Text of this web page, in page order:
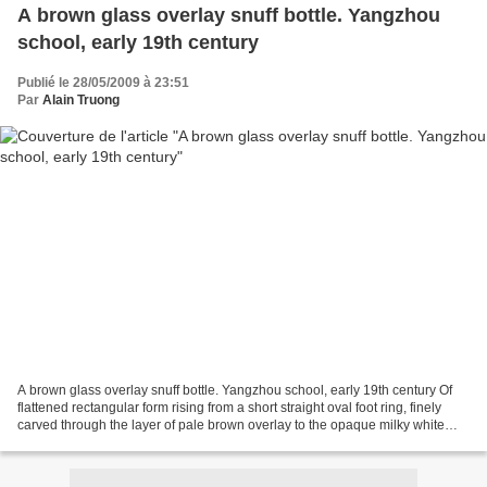
A brown glass overlay snuff bottle. Yangzhou
school, early 19th century
Publié le 28/05/2009 à 23:51
Par Alain Truong
A brown glass overlay snuff bottle. Yangzhou school, early 19th century Of
flattened rectangular form rising from a short straight oval foot ring, finely
carved through the layer of pale brown overlay to the opaque milky white